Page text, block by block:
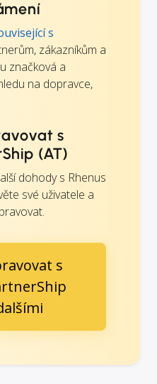
s
zákazníkům a
značková a
na dopravce,
s
(AT)
dohody s Rhenus
své uživatele a
s